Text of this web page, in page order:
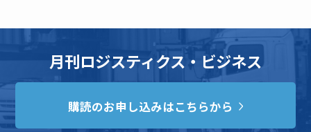
月刊ロジスティクス・ビジネス
購読のお申し込みはこちらから